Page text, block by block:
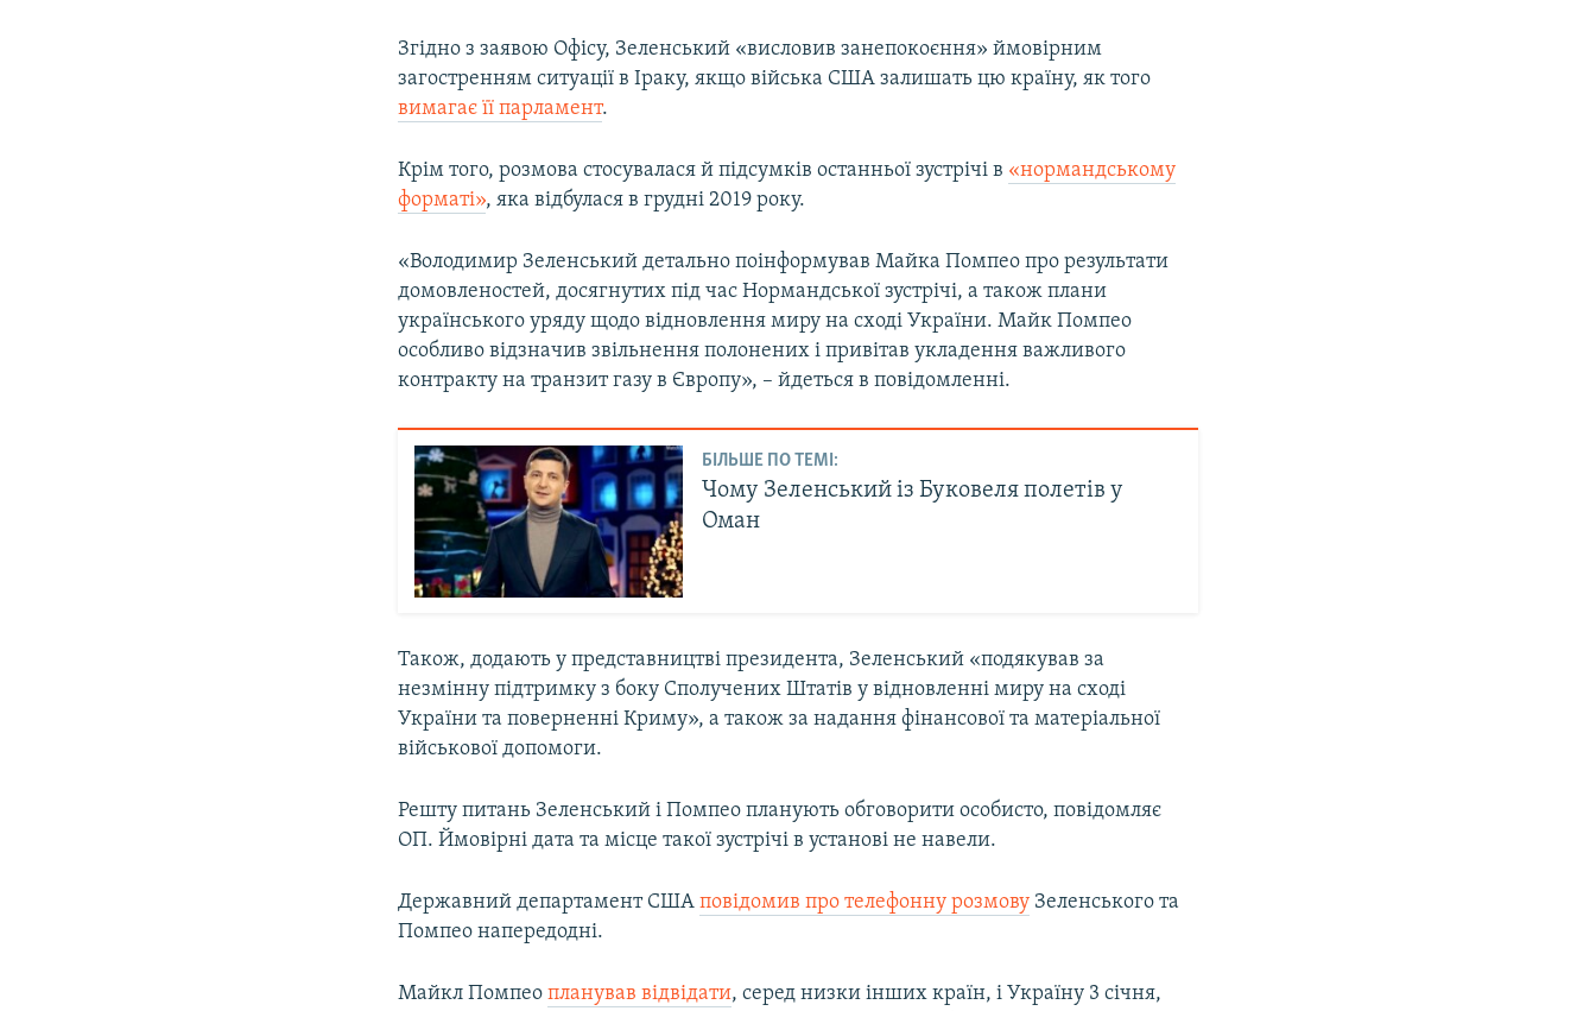
Згідно з заявою Офісу, Зеленський «висловив занепокоєння» ймовірним
загостренням ситуації в Іраку, якщо війська США залишать цю країну, як того
вимагає її парламент.
Крім того, розмова стосувалася й підсумків останньої зустрічі в «нормандському
форматі», яка відбулася в грудні 2019 року.
«Володимир Зеленський детально поінформував Майка Помпео про результати
домовленостей, досягнутих під час Нормандської зустрічі, а також плани
українського уряду щодо відновлення миру на сході України. Майк Помпео
особливо відзначив звільнення полонених і привітав укладення важливого
контракту на транзит газу в Європу», – йдеться в повідомленні.
БІЛЬШЕ ПО ТЕМІ:
Чому Зеленський із Буковеля полетів у
Оман
Також, додають у представництві президента, Зеленський «подякував за
незмінну підтримку з боку Сполучених Штатів у відновленні миру на сході
України та поверненні Криму», а також за надання фінансової та матеріальної
військової допомоги.
Решту питань Зеленський і Помпео планують обговорити особисто, повідомляє
ОП. Ймовірні дата та місце такої зустрічі в установі не навели.
Державний департамент СШАповідомив про телефонну розмову Зеленського та
Помпео напередодні.
Майкл Помпеопланував відвідати, серед низки інших країн, і Україну 3 січня,